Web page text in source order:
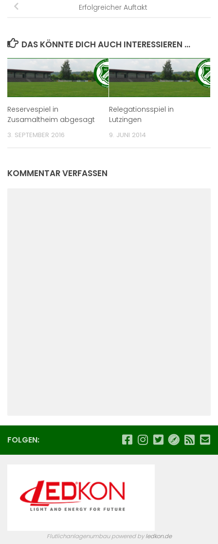
Erfolgreicher Auftakt
DAS KÖNNTE DICH AUCH INTERESSIEREN …
Reservespiel in
Zusamaltheim abgesagt
3. SEPTEMBER 2016
Relegationsspiel in
Lutzingen
9. JUNI 2014
KOMMENTAR VERFASSEN
FOLGEN:
Flutlichanlagenumbau powered byledkon.de